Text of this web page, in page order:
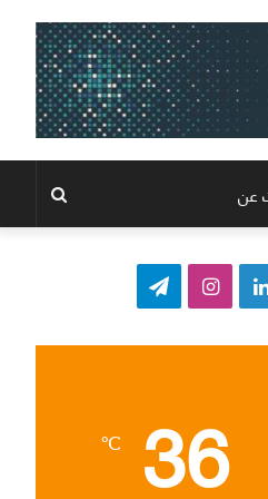
ق
ت
ر
36
℃